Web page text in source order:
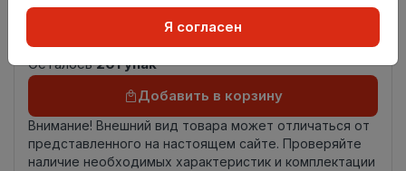
Страна
Осталось201 упак
Добавить в корзину
Внимание! Внешний вид товара может отличаться от
представленного на настоящем сайте. Проверяйте
наличие необходимых характеристик и комплектации
Я согласен